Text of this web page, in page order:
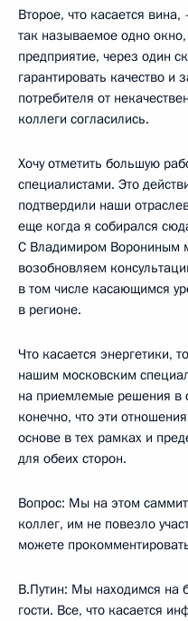
Второе, что касается
так называемое одно
предприятие, через один
гарантировать качество и
потребителя от
коллеги согласились.
Хочу отметить большую
специалистами. Это
подтвердили наши
еще когда я собирался
С Владимиром Ворониным
возобновляем
в том числе касающимся
в регионе.
Что касается энергетики,
нашим московским
на приемлемые решения в
конечно, что эти
основе в тех рамках и
для обеих сторон.
Вопрос: Мы на этом
коллег, им не повезло
можете
В.Путин: Мы находимся на
гости. Все, что касается